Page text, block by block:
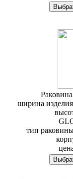
Раковина
ширина
тип